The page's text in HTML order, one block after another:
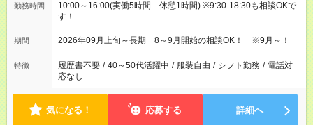
勤務時間
10:00～16:00(実働5時間 休憩1時間) ※9:30-18:30も相談OKで
す！
期間 2026年09月上旬～長期 8～9月開始の相談OK！ ※9月～！
特徴 履歴書不要 / 40～50代活躍中 / 服装自由 / シフト勤務 / 電話対
応なし
気になる！ 応募する 詳細へ